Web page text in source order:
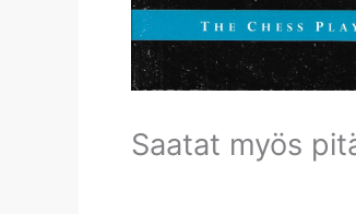
Saatat myös